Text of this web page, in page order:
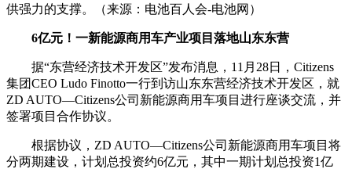
供强力的支撑。（来源：电池百人会-电池网）
6亿元！一新能源商用车产业项目落地山东东营
据“东营经济技术开发区”发布消息，11月28日，Citizens
集团CEO Ludo Finotto一行到访山东东营经济技术开发区，就
ZD AUTO—Citizens公司新能源商用车项目进行座谈交流，并
签署项目合作协议。
根据协议，ZD AUTO—Citizens公司新能源商用车项目将
分两期建设，计划总投资约6亿元，其中一期计划总投资1亿